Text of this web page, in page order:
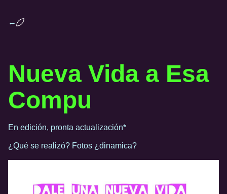
←
Nueva Vida a Esa
Compu
En edición, pronta actualización*
¿Qué se realizó? Fotos ¿dinamica?